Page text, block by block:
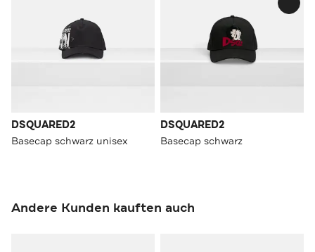
DSQUARED2
Basecap schwarz unisex
DSQUARED2
Basecap schwarz
Andere Kunden kauften auch